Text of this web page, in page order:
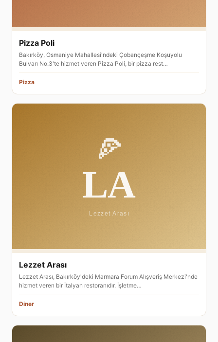
Pizza Poli
Bakırköy, Osmaniye Mahallesi'ndeki Çobançeşme Koşuyolu
Bulvarı No:3'te hizmet veren Pizza Poli, bir pizza rest…
Pizza
Lezzet Arası
Lezzet Arası, Bakırköy'deki Marmara Forum Alışveriş Merkezi'nde
hizmet veren bir İtalyan restoranıdır. İşletme…
Diner